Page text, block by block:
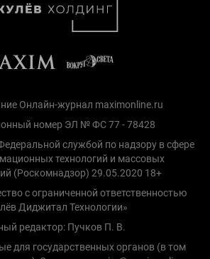
Онлайн-журнал maximonline.ru
номер ЭЛ № ФС 77 - 78428
службой по надзору в сфере
технологий и массовых
(Роскомнадзор) 29.05.2020 18+
с ограниченной ответственностью
Диджитал Технологии»
редактор: Пучков П. В.
для государственных органов (в том